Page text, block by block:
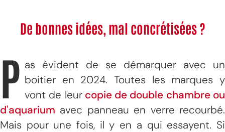
De bonnes idées, mal concrétisées ?
P as évident de se démarquer avec un
boitier en 2024. Toutes les marques y
vont de leurcopie de double chambre ou
d'aquarium avec panneau en verre recourbé.
Mais pour une fois, il y en a qui essayent. Si